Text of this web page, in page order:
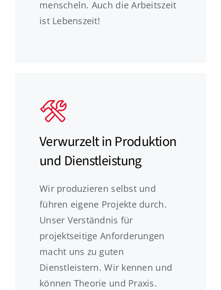
menscheln. Auch die Arbeitszeit
ist Lebenszeit!
Verwurzelt in Produktion
und Dienstleistung
Wir produzieren selbst und
führen eigene Projekte durch.
Unser Verständnis für
projektseitige Anforderungen
macht uns zu guten
Dienstleistern. Wir kennen und
können Theorie und Praxis.